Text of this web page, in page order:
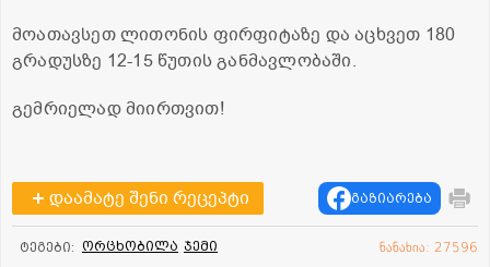
მოათავსეთ ლითონის ფირფიტაზე და აცხვეთ 180
გრადუსზე 12-15 წუთის განმავლობაში.
გემრიელად მიირთვით!
დაამატე შენი რეცეპტი გაზიარება
ტეგები: ორცხობილა ჯემი ნანახია: 27596